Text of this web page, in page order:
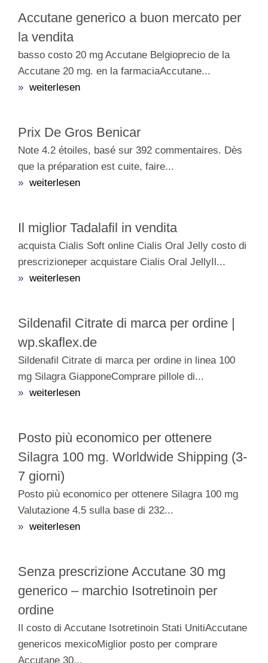
Accutane generico a buon mercato per
la vendita
basso costo 20 mg Accutane Belgioprecio de la
Accutane 20 mg. en la farmaciaAccutane...
» weiterlesen
Prix De Gros Benicar
Note 4.2 étoiles, basé sur 392 commentaires. Dès
que la préparation est cuite, faire...
» weiterlesen
Il miglior Tadalafil in vendita
acquista Cialis Soft online Cialis Oral Jelly costo di
prescrizioneper acquistare Cialis Oral JellyIl...
» weiterlesen
Sildenafil Citrate di marca per ordine |
wp.skaflex.de
Sildenafil Citrate di marca per ordine in linea 100
mg Silagra GiapponeComprare pillole di...
» weiterlesen
Posto più economico per ottenere
Silagra 100 mg. Worldwide Shipping (3-
7 giorni)
Posto più economico per ottenere Silagra 100 mg
Valutazione 4.5 sulla base di 232...
» weiterlesen
Senza prescrizione Accutane 30 mg
generico – marchio Isotretinoin per
ordine
Il costo di Accutane Isotretinoin Stati UnitiAccutane
genericos mexicoMiglior posto per comprare
Accutane 30...